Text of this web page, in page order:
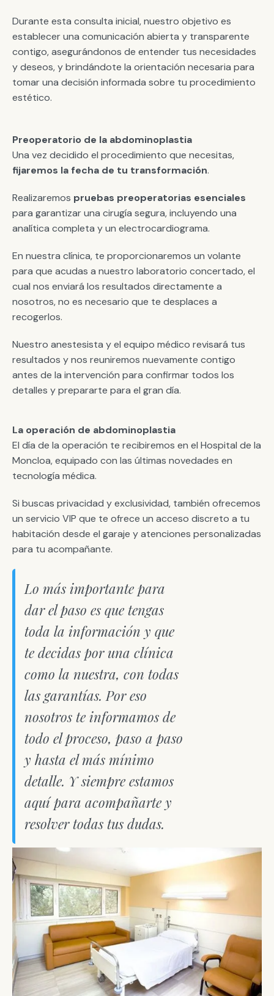
Durante esta consulta inicial, nuestro objetivo es
establecer una comunicación abierta y transparente
contigo, asegurándonos de entender tus necesidades
y deseos, y brindándote la orientación necesaria para
tomar una decisión informada sobre tu procedimiento
estético.
Preoperatorio de la abdominoplastia
Una vez decidido el procedimiento que necesitas,
fijaremos la fecha de tu transformación.
Realizaremos pruebas preoperatorias esenciales
para garantizar una cirugía segura, incluyendo una
analítica completa y un electrocardiograma.
En nuestra clínica, te proporcionaremos un volante
para que acudas a nuestro laboratorio concertado, el
cual nos enviará los resultados directamente a
nosotros, no es necesario que te desplaces a
recogerlos.
Nuestro anestesista y el equipo médico revisará tus
resultados y nos reuniremos nuevamente contigo
antes de la intervención para confirmar todos los
detalles y prepararte para el gran día.
La operación de abdominoplastia
El día de la operación te recibiremos en el Hospital de la
Moncloa, equipado con las últimas novedades en
tecnología médica.
Si buscas privacidad y exclusividad, también ofrecemos
un servicio VIP que te ofrece un acceso discreto a tu
habitación desde el garaje y atenciones personalizadas
para tu acompañante.
Lo más importante para
dar el paso es que tengas
toda la información y que
te decidas por una clínica
como la nuestra, con todas
las garantías. Por eso
nosotros te informamos de
todo el proceso, paso a paso
y hasta el más mínimo
detalle. Y siempre estamos
aquí para acompañarte y
resolver todas tus dudas.